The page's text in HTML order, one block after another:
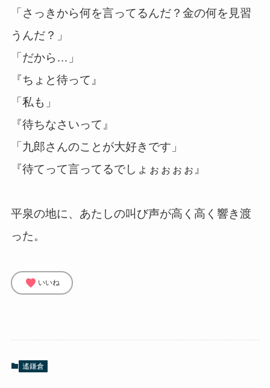
「さっきから何を言ってるんだ？金の何を見習
うんだ？」
「だから…」
『ちょと待って』
「私も」
『待ちなさいって』
「九郎さんのことが大好きです」
『待てって言ってるでしょぉぉぉぉ』
平泉の地に、あたしの叫び声が高く高く響き渡
った。
favorite いいね
遙鎌倉